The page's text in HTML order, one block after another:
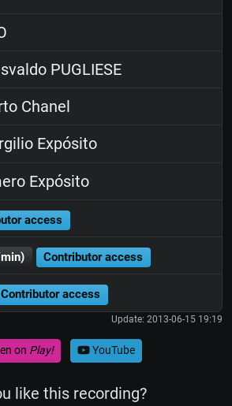
PUGLIESE
Chanel
Expósito
Expósito
access
Contributor access
Contributor access
Update: 2013-06-15 19:19
on Play! YouTube
like this recording?